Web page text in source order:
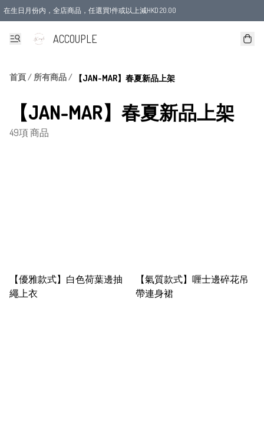
在生日月份内，全店商品，任選買1件或以上減HKD 20.00
ACCOUPLE
首頁 / 所有商品 / 【JAN-MAR】春夏新品上架
【JAN-MAR】春夏新品上架
49項 商品
【優雅款式】白色荷葉邊抽
繩上衣
【氣質款式】喱士邊碎花吊
帶連身裙